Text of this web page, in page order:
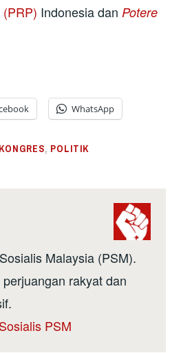
Indonesia danPotere
WhatsApp
KONGRES, POLITIK
Malaysia (PSM).
rakyat dan
PSM